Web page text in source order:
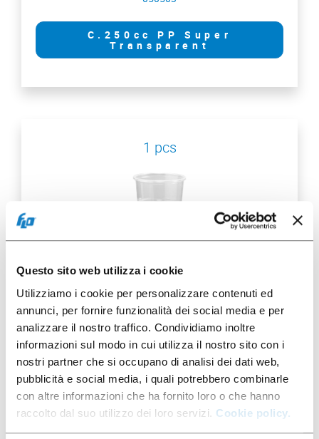
Questo sito web utilizza i cookie
Utilizziamo i cookie per personalizzare contenuti ed
annunci, per fornire funzionalità dei social media e per
analizzare il nostro traffico. Condividiamo inoltre
informazioni sul modo in cui utilizza il nostro sito con i
nostri partner che si occupano di analisi dei dati web,
pubblicità e social media, i quali potrebbero combinarle
con altre informazioni che ha fornito loro o che hanno
raccolto dal suo utilizzo dei loro servizi. Cookie policy.
C.250cc PP Super
Transparent
1 pcs
C.250cc PP Super
Transparent Sealed
50 pcs